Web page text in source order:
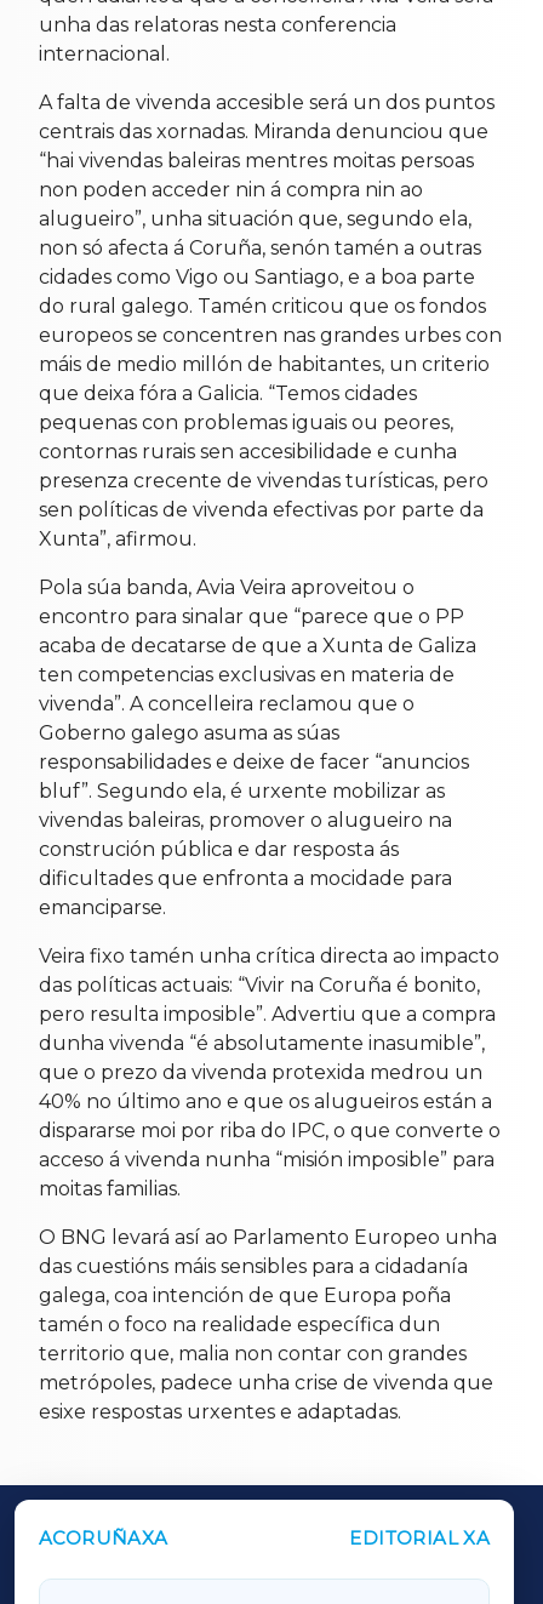
unha das relatoras nesta conferencia
internacional.
A falta de vivenda accesible será un dos puntos
centrais das xornadas. Miranda denunciou que
“hai vivendas baleiras mentres moitas persoas
non poden acceder nin á compra nin ao
alugueiro”, unha situación que, segundo ela,
non só afecta á Coruña, senón tamén a outras
cidades como Vigo ou Santiago, e a boa parte
do rural galego. Tamén criticou que os fondos
europeos se concentren nas grandes urbes con
máis de medio millón de habitantes, un criterio
que deixa fóra a Galicia. “Temos cidades
pequenas con problemas iguais ou peores,
contornas rurais sen accesibilidade e cunha
presenza crecente de vivendas turísticas, pero
sen políticas de vivenda efectivas por parte da
Xunta”, afirmou.
Pola súa banda, Avia Veira aproveitou o
encontro para sinalar que “parece que o PP
acaba de decatarse de que a Xunta de Galiza
ten competencias exclusivas en materia de
vivenda”. A concelleira reclamou que o
Goberno galego asuma as súas
responsabilidades e deixe de facer “anuncios
bluf”. Segundo ela, é urxente mobilizar as
vivendas baleiras, promover o alugueiro na
construción pública e dar resposta ás
dificultades que enfronta a mocidade para
emanciparse.
Veira fixo tamén unha crítica directa ao impacto
das políticas actuais: “Vivir na Coruña é bonito,
pero resulta imposible”. Advertiu que a compra
dunha vivenda “é absolutamente inasumible”,
que o prezo da vivenda protexida medrou un
40% no último ano e que os alugueiros están a
dispararse moi por riba do IPC, o que converte o
acceso á vivenda nunha “misión imposible” para
moitas familias.
O BNG levará así ao Parlamento Europeo unha
das cuestións máis sensibles para a cidadanía
galega, coa intención de que Europa poña
tamén o foco na realidade específica dun
territorio que, malia non contar con grandes
metrópoles, padece unha crise de vivenda que
esixe respostas urxentes e adaptadas.
ACORUÑAXA EDITORIAL XA
OUTROS PERIÓDICOS